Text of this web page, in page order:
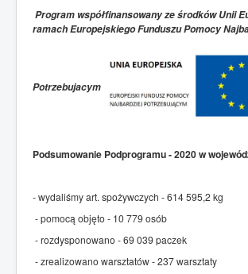
Program współfinansowany ze środków Unii
ramach Europejskiego Funduszu Pomocy
Potrzebujacym
Podsumowanie Podprogramu - 2020 w
- wydaliśmy art. spożywczych - 614 595,2 kg
- pomocą objęto - 10 779 osób
- rozdysponowano - 69 039 paczek
- zrealizowano warsztatów - 237 warsztaty